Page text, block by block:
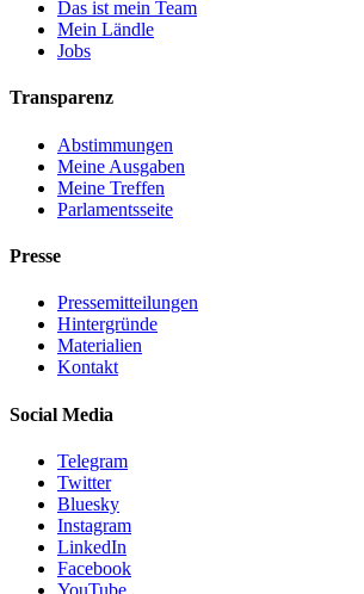
Das ist mein Team
Mein Ländle
Jobs
Transparenz
Abstimmungen
Meine Ausgaben
Meine Treffen
Parlamentsseite
Presse
Pressemitteilungen
Hintergründe
Materialien
Kontakt
Social Media
Telegram
Twitter
Bluesky
Instagram
LinkedIn
Facebook
YouTube